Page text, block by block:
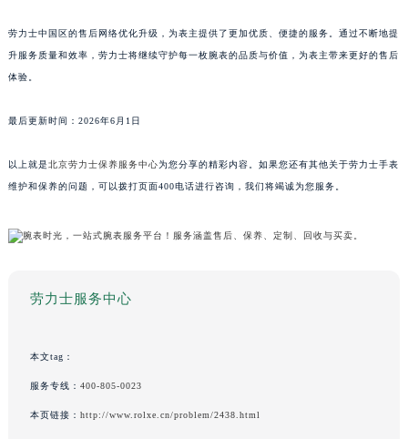
劳力士中国区的售后网络优化升级，为表主提供了更加优质、便捷的服务。通过不断地提
升服务质量和效率，劳力士将继续守护每一枚腕表的品质与价值，为表主带来更好的售后
体验。
最后更新时间：2026年6月1日
以上就是北京劳力士保养服务中心为您分享的精彩内容。如果您还有其他关于劳力士手表
维护和保养的问题，可以拨打页面400电话进行咨询，我们将竭诚为您服务。
劳力士服务中心
本文tag：
服务专线： 400-805-0023
本页链接： http://www.rolxe.cn/problem/2438.html